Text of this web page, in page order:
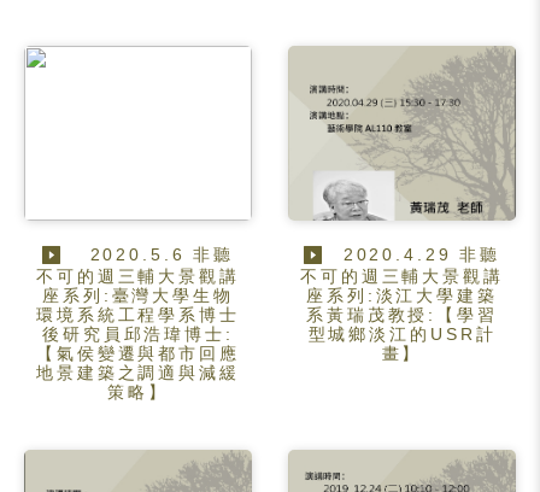
2020.5.6 非聽
不可的週三輔大景觀講
座系列:臺灣大學生物
環境系統工程學系博士
後研究員邱浩瑋博士:
【氣侯變遷與都市回應
地景建築之調適與減緩
策略】
2020.4.29 非聽
不可的週三輔大景觀講
座系列:淡江大學建築
系黃瑞茂教授:【學習
型城鄉淡江的USR計
畫】